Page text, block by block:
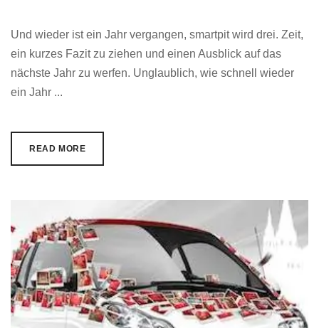
Und wieder ist ein Jahr vergangen, smartpit wird drei. Zeit,
ein kurzes Fazit zu ziehen und einen Ausblick auf das
nächste Jahr zu werfen. Unglaublich, wie schnell wieder
ein Jahr ...
READ MORE